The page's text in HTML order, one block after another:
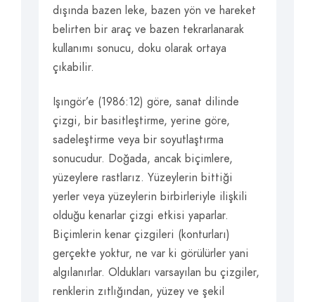
dışında bazen leke, bazen yön ve hareket
belirten bir araç ve bazen tekrarlanarak
kullanımı sonucu, doku olarak ortaya
çıkabilir.
Işıngör’e (1986:12) göre, sanat dilinde
çizgi, bir basitleştirme, yerine göre,
sadeleştirme veya bir soyutlaştırma
sonucudur. Doğada, ancak biçimlere,
yüzeylere rastlarız. Yüzeylerin bittiği
yerler veya yüzeylerin birbirleriyle ilişkili
olduğu kenarlar çizgi etkisi yaparlar.
Biçimlerin kenar çizgileri (konturları)
gerçekte yoktur, ne var ki görülürler yani
algılanırlar. Oldukları varsayılan bu çizgiler,
renklerin zıtlığından, yüzey ve şekil